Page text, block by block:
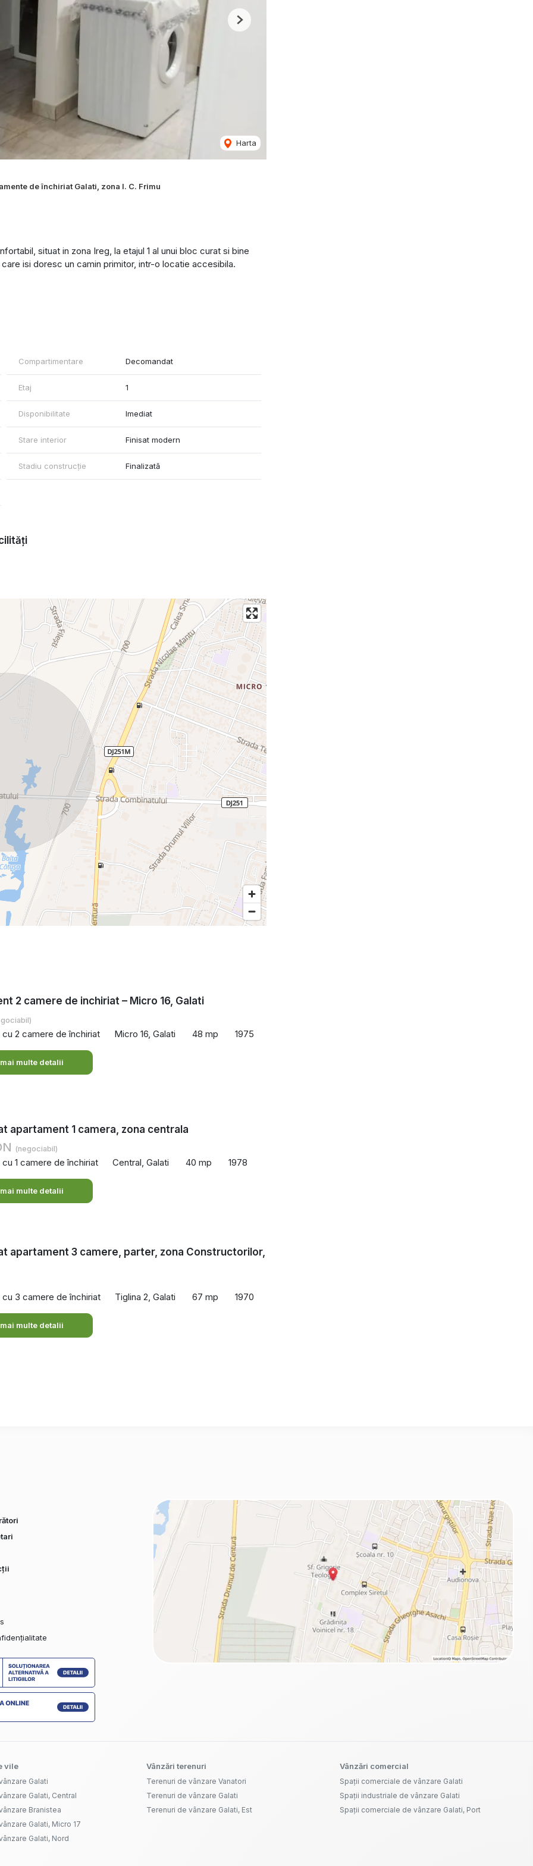
Harta
Next
de închiriat Galati, zona I. C. Frimu
situat in zona Ireg, la etajul 1 al unui bloc curat si bine
isi doresc un camin primitor, intr-o locatie accesibila.
alte facilitati
Compartimentare Decomandat
Etaj 1
Disponibilitate Imediat
Stare interior Finisat modern
Stadiu construcție Finalizată
2 camere de inchiriat – Micro 16, Galati
2 camere de închiriat Micro 16, Galati 48 mp 1975
multe detalii
apartament 1 camera, zona centrala
(negociabil)
1 camere de închiriat Central, Galati 40 mp 1978
multe detalii
apartament 3 camere, parter, zona Constructorilor,
3 camere de închiriat Tiglina 2, Galati 67 mp 1970
multe detalii
vile
Galati
Galati, Central
Branistea
Galati, Micro 17
Galati, Nord
Vânzări terenuri
Terenuri de vânzare Vanatori
Terenuri de vânzare Galati
Terenuri de vânzare Galati, Est
Vânzări comercial
Spații comerciale de vânzare Galati
Spații industriale de vânzare Galati
Spații comerciale de vânzare Galati, Port